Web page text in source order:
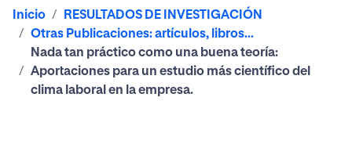
Inicio
RESULTADOS DE INVESTIGACIÓN
Otras Publicaciones: artículos, libros...
Nada tan práctico como una buena teoría:
Aportaciones para un estudio más científico del
clima laboral en la empresa.